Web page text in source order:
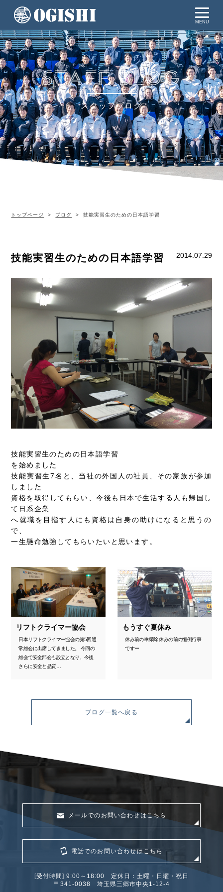
MENU
スタッフブログ
トップページ ブログ 技能実習生のための日本語学習
技能実習生のための日本語学習 2014.07.29
技能実習生のための日本語学習
を始めました
技能実習生7名と、当社の外国人の社員、その家族が参加
しました
資格を取得してもらい、今後も日本で生活する人も帰国し
て日系企業
へ就職を目指す人にも資格は自身の助けになると思うの
で、
一生懸命勉強してもらいたいと思います。
リフトクライマー協会
日本リフトクライマー協会の第5回通
常総会に出席してきました。 今回の
総会で安全部会も設立となり、今後
さらに安全と品質…
もうすぐ夏休み
休み前の車掃除 休みの前の恒例行事
ですー
ブログ一覧へ戻る
メールでのお問い合わせはこちら
電話でのお問い合わせはこちら
[受付時間] 9:00～18:00 定休日：土曜・日曜・祝日
〒341‐0038 埼玉県三郷市中央1-12-4